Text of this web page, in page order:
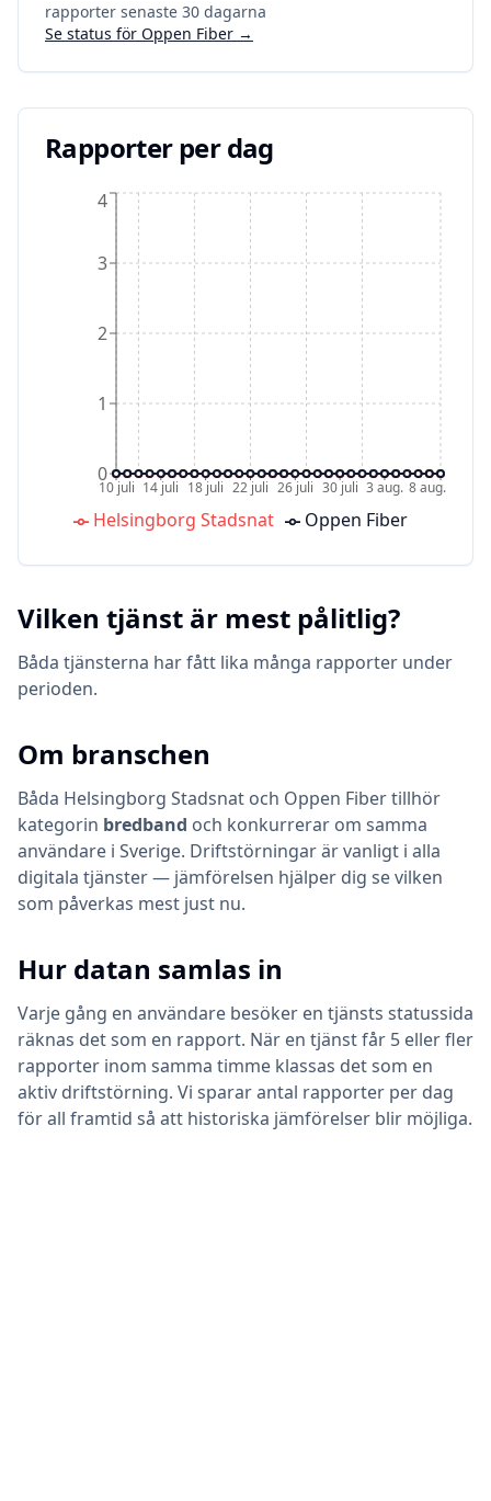
rapporter senaste 30 dagarna
Se status för Oppen Fiber →
Rapporter per dag
10 juli 14 juli 18 juli 22 juli 26 juli 30 juli 3 aug. 8 aug.
0
1
2
3
4
Helsingborg Stadsnat Oppen Fiber
Vilken tjänst är mest pålitlig?
Båda tjänsterna har fått lika många rapporter under
perioden.
Om branschen
Båda Helsingborg Stadsnat och Oppen Fibertillhör
kategorin bredband och konkurrerar om samma
användare i Sverige. Driftstörningar är vanligt i alla
digitala tjänster — jämförelsen hjälper dig se vilken
som påverkas mest just nu.
Hur datan samlas in
Varje gång en användare besöker en tjänsts statussida
räknas det som en rapport. När en tjänst får 5 eller fler
rapporter inom samma timme klassas det som en
aktiv driftstörning. Vi sparar antal rapporter per dag
för all framtid så att historiska jämförelser blir möjliga.